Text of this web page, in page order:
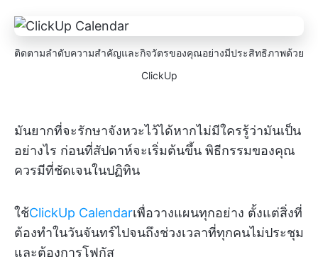
ติดตามลำดับความสำคัญและกิจวัตรของคุณอย่างมีประสิทธิภาพด้วย
ClickUp
มันยากที่จะรักษาจังหวะไว้ได้หากไม่มีใครรู้ว่ามันเป็น
อย่างไร ก่อนที่สัปดาห์จะเริ่มต้นขึ้น พิธีกรรมของคุณ
ควรมีที่ชัดเจนในปฏิทิน
ใช้ClickUp Calendarเพื่อวางแผนทุกอย่าง ตั้งแต่สิ่งที่
ต้องทำในวันจันทร์ไปจนถึงช่วงเวลาที่ทุกคนไม่ประชุม
และต้องการโฟกัส